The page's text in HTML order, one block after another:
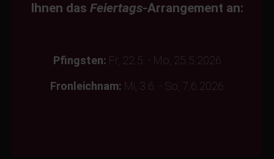
Ihnen das Feiertags-Arrangement an:
Pfingsten: Fr, 22.5. - Mo, 25.5.2026
Fronleichnam: Mi, 3.6. - So, 7.6.2026